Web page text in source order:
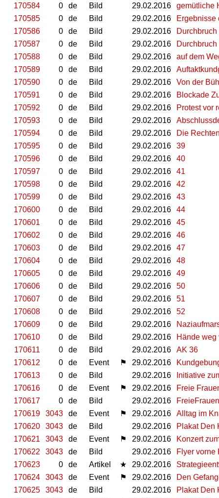
170584
0 de Bild 29.02.2016
gemütliche
170585
0 de Bild 29.02.2016
Ergebnisse
170586
0 de Bild 29.02.2016
170587
0 de Bild 29.02.2016
170588
0 de Bild 29.02.2016
auf dem
170589
0 de Bild 29.02.2016
170590
0 de Bild 29.02.2016
Von der
170591
0 de Bild 29.02.2016
Blockade
170592
0 de Bild 29.02.2016
Protest vor
170593
0 de Bild 29.02.2016
170594
0 de Bild 29.02.2016
Die
170595
0 de Bild 29.02.2016
39
170596
0 de Bild 29.02.2016
40
170597
0 de Bild 29.02.2016
41
170598
0 de Bild 29.02.2016
42
170599
0 de Bild 29.02.2016
43
170600
0 de Bild 29.02.2016
44
170601
0 de Bild 29.02.2016
45
170602
0 de Bild 29.02.2016
46
170603
0 de Bild 29.02.2016
47
170604
0 de Bild 29.02.2016
48
170605
0 de Bild 29.02.2016
49
170606
0 de Bild 29.02.2016
50
170607
0 de Bild 29.02.2016
51
170608
0 de Bild 29.02.2016
52
170609
0 de Bild 29.02.2016
170610
0 de Bild 29.02.2016
Hände weg
170611
0 de Bild 29.02.2016
AK 36
170612
0 de Event ⚑ 29.02.2016
170613
0 de Bild 29.02.2016
Initiative
170616
0 de Event ⚑ 29.02.2016
Freie
170617
0 de Bild 29.02.2016
170619
3043 de Event ⚑ 29.02.2016
Alltag im
170620
3043 de Bild 29.02.2016
Plakat Den
170621
3043 de Event ⚑ 29.02.2016
Konzert
170622
3043 de Bild 29.02.2016
Flyer vorne
170623
0 de Artikel ★ 29.02.2016
170624
3043 de Event ⚑ 29.02.2016
Den
170625
3043 de Bild 29.02.2016
Plakat Den